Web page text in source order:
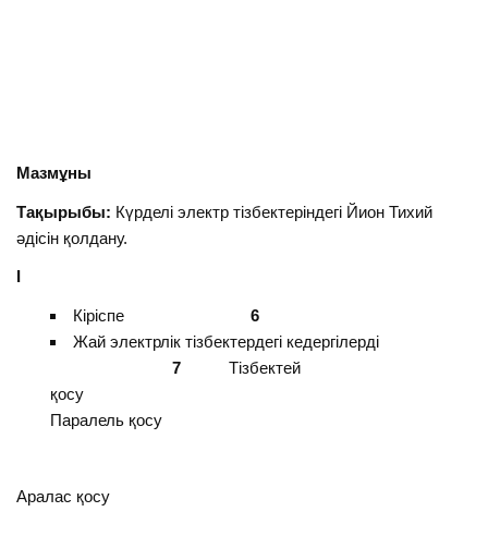
Мазмұны
Тақырыбы: Күрделі электр тізбектеріндегі Йион Тихий
әдісін қолдану.
І
Кіріспе
6
Жай электрлік тізбектердегі кедергілерді
7 Тізбектей
қосу
Паралель қосу
Аралас қосу